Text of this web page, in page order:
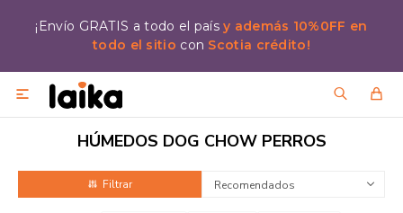
¡Envío GRATIS a todo el paísy además 10%0FF en
todo el sitio con Scotia crédito!

HÚMEDOS DOG CHOW PERROS
Recomendados